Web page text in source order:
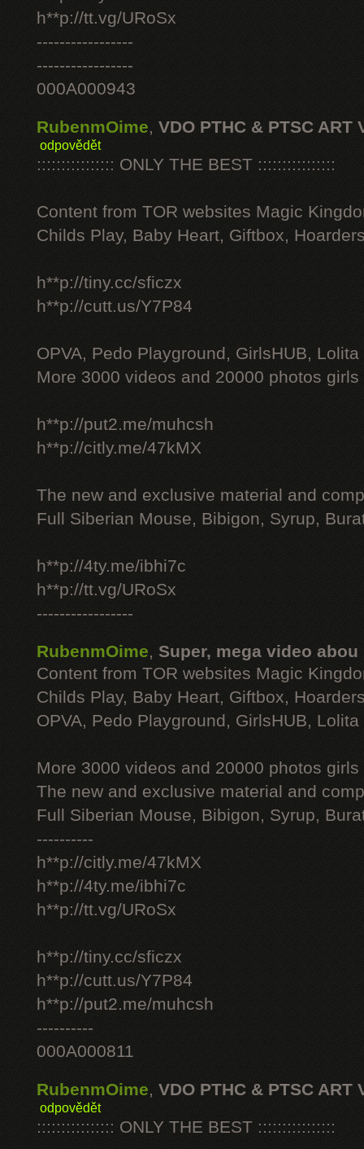
h**p://tt.vg/URoSx
-----------------
-----------------
000A000943
RubenmOime, VDO PTHC & PTSC ART
odpovědět
:::::::::::::::: ONLY THE BEST ::::::::::::::::
Content from TOR websites Magic
Childs Play, Baby Heart, Giftbox,
h**p://tiny.cc/sficzx
h**p://cutt.us/Y7P84
OPVA, Pedo Playground, GirlsHUB, Lolita
More 3000 videos and 20000 photos
h**p://put2.me/muhcsh
h**p://citly.me/47kMX
The new and exclusive material and
Full Siberian Mouse, Bibigon, Syrup,
h**p://4ty.me/ibhi7c
h**p://tt.vg/URoSx
-----------------
RubenmOime, Super, mega video abou
Content from TOR websites Magic
Childs Play, Baby Heart, Giftbox,
OPVA, Pedo Playground, GirlsHUB, Lolita
More 3000 videos and 20000 photos
The new and exclusive material and
Full Siberian Mouse, Bibigon, Syrup,
----------
h**p://citly.me/47kMX
h**p://4ty.me/ibhi7c
h**p://tt.vg/URoSx
h**p://tiny.cc/sficzx
h**p://cutt.us/Y7P84
h**p://put2.me/muhcsh
----------
000A000811
RubenmOime, VDO PTHC & PTSC ART
odpovědět
:::::::::::::::: ONLY THE BEST ::::::::::::::::